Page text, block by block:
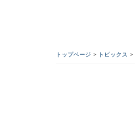
トップページ トピックス